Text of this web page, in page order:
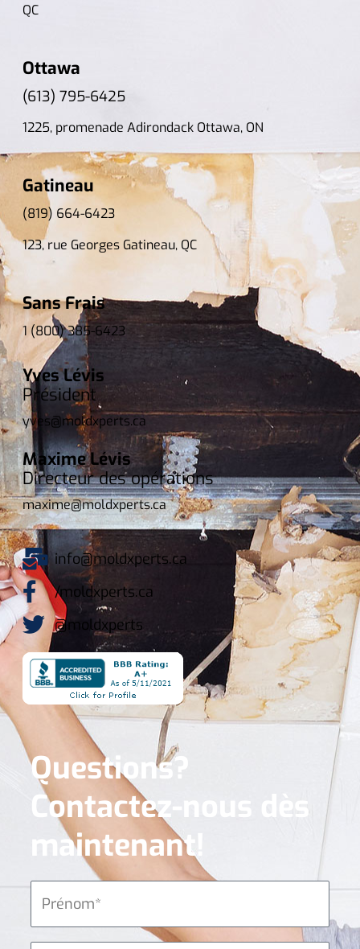
QC
Ottawa
(613) 795-6425
1225, promenade Adirondack Ottawa, ON
Gatineau
(819) 664-6423
123, rue Georges Gatineau, QC
Sans Frais
1 (800) 385-6423
Yves Lévis
Président
yves@moldxperts.ca
Maxime Lévis
Directeur des opérations
maxime@moldxperts.ca
info@moldxperts.ca
/moldxperts.ca
@moldxperts
Questions?
Contactez-nous dès
maintenant!